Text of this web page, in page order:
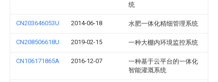
统
CN203646053U 2014-06-18 水肥一体化精细管理系统
CN208506618U 2019-02-15 一种大棚内环境监控系统
CN106171865A 2016-12-07
一种基于云平台的一体化
智能灌溉系统